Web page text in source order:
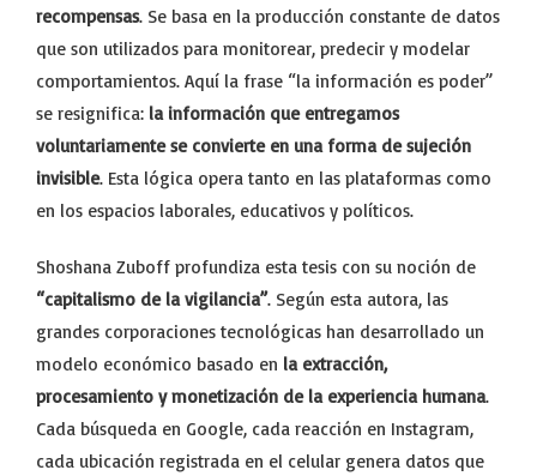
recompensas. Se basa en la producción constante de datos
que son utilizados para monitorear, predecir y modelar
comportamientos. Aquí la frase “la información es poder”
se resignifica: la información que entregamos
voluntariamente se convierte en una forma de sujeción
invisible. Esta lógica opera tanto en las plataformas como
en los espacios laborales, educativos y políticos.
Shoshana Zuboff profundiza esta tesis con su noción de
“capitalismo de la vigilancia”. Según esta autora, las
grandes corporaciones tecnológicas han desarrollado un
modelo económico basado en la extracción,
procesamiento y monetización de la experiencia humana.
Cada búsqueda en Google, cada reacción en Instagram,
cada ubicación registrada en el celular genera datos que